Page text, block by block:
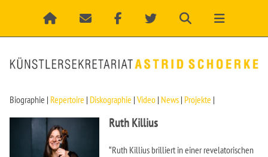
Biographie | Repertoire | Diskographie | Video | News | Projekte |
Ruth Killius
“Ruth Killius brilliert in einer revelatorischen